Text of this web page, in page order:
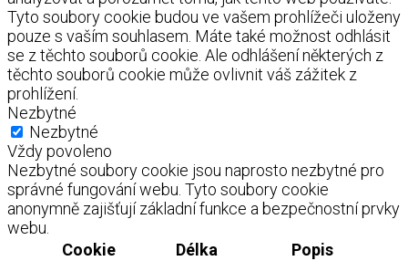
Tyto soubory cookie budou ve vašem prohlížeči uloženy
pouze s vaším souhlasem. Máte také možnost odhlásit
se z těchto souborů cookie. Ale odhlášení některých z
těchto souborů cookie může ovlivnit váš zážitek z
prohlížení.
Nezbytné
Nezbytné
Vždy povoleno
Nezbytné soubory cookie jsou naprosto nezbytné pro
správné fungování webu. Tyto soubory cookie
anonymně zajišťují základní funkce a bezpečnostní prvky
webu.
Cookie
Délka Popis